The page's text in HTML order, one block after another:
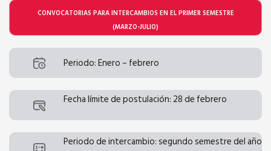
CONVOCATORIAS PARA INTERCAMBIOS EN EL PRIMER SEMESTRE
(MARZO-JULIO)
Periodo: Enero – febrero
Fecha límite de postulación: 28 de febrero
Periodo de intercambio: segundo semestre del año